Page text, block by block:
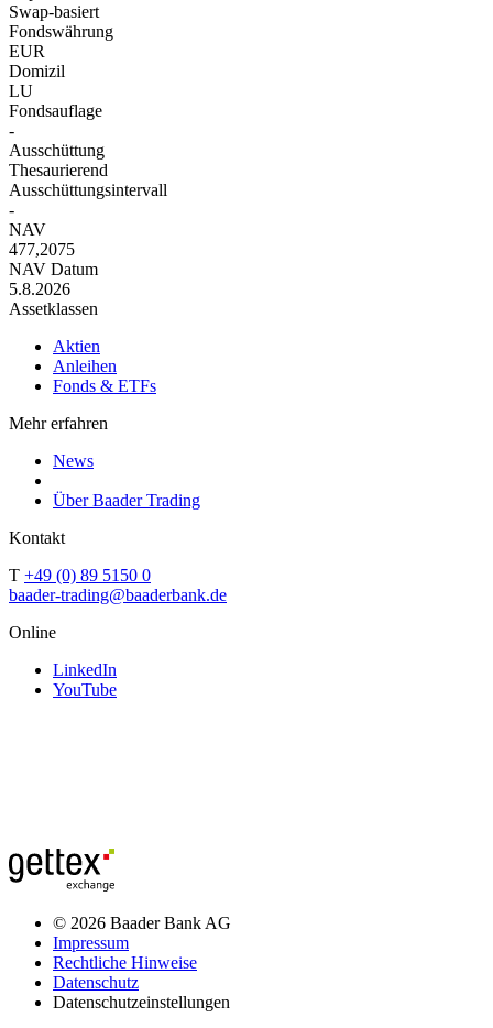
Swap-basiert
Fondswährung
EUR
Domizil
LU
Fondsauflage
-
Ausschüttung
Thesaurierend
Ausschüttungsintervall
-
NAV
477,2075
NAV Datum
5.8.2026
Assetklassen
Aktien
Anleihen
Fonds & ETFs
Mehr erfahren
News
Über Baader Trading
Kontakt
T +49 (0) 89 5150 0
baader-trading@baaderbank.de
Online
LinkedIn
YouTube
© 2026 Baader Bank AG
Impressum
Rechtliche Hinweise
Datenschutz
Datenschutzeinstellungen